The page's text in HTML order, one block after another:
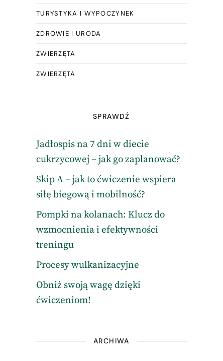
TURYSTYKA I WYPOCZYNEK
ZDROWIE I URODA
ZWIERZĘTA
ZWIERZĘTA
SPRAWDŹ
Jadłospis na 7 dni w diecie
cukrzycowej – jak go zaplanować?
Skip A – jak to ćwiczenie wspiera
siłę biegową i mobilność?
Pompki na kolanach: Klucz do
wzmocnienia i efektywności
treningu
Procesy wulkanizacyjne
Obniż swoją wagę dzięki
ćwiczeniom!
ARCHIWA